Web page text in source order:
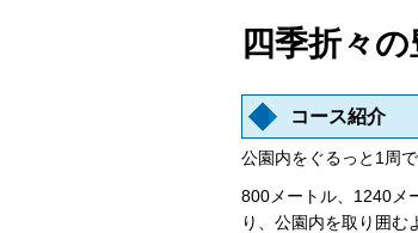
四季折々
コース紹介
公園内をぐるっと1周
800メートル、1240メ
り、公園内を取り囲む